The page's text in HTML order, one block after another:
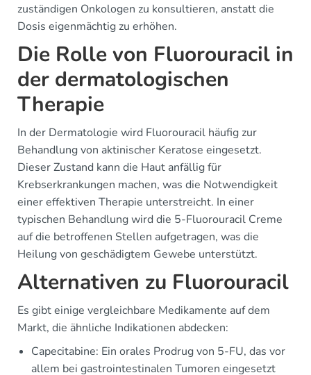
zuständigen Onkologen zu konsultieren, anstatt die
Dosis eigenmächtig zu erhöhen.
Die Rolle von Fluorouracil in
der dermatologischen
Therapie
In der Dermatologie wird Fluorouracil häufig zur
Behandlung von aktinischer Keratose eingesetzt.
Dieser Zustand kann die Haut anfällig für
Krebserkrankungen machen, was die Notwendigkeit
einer effektiven Therapie unterstreicht. In einer
typischen Behandlung wird die 5-Fluorouracil Creme
auf die betroffenen Stellen aufgetragen, was die
Heilung von geschädigtem Gewebe unterstützt.
Alternativen zu Fluorouracil
Es gibt einige vergleichbare Medikamente auf dem
Markt, die ähnliche Indikationen abdecken:
Capecitabine: Ein orales Prodrug von 5-FU, das vor
allem bei gastrointestinalen Tumoren eingesetzt